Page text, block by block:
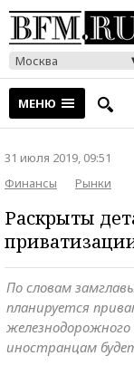
Москва
МЕНЮ
31 июля 2019, 09:51
Финансы
Рынки
Раскрыты
По словам
планируется
иностранцам